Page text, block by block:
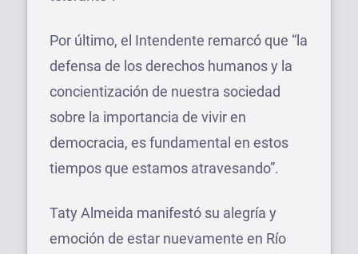
Por último, el Intendente remarcó que “la
defensa de los derechos humanos y la
concientización de nuestra sociedad
sobre la importancia de vivir en
democracia, es fundamental en estos
tiempos que estamos atravesando”.
Taty Almeida manifestó su alegría y
emoción de estar nuevamente en Río